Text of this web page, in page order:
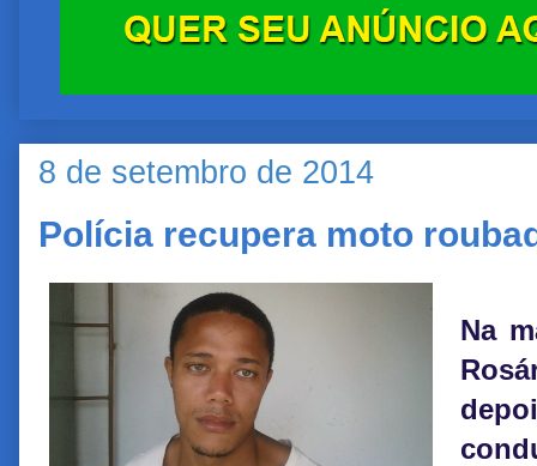
8 de setembro de 2014
Polícia recupera moto
Na